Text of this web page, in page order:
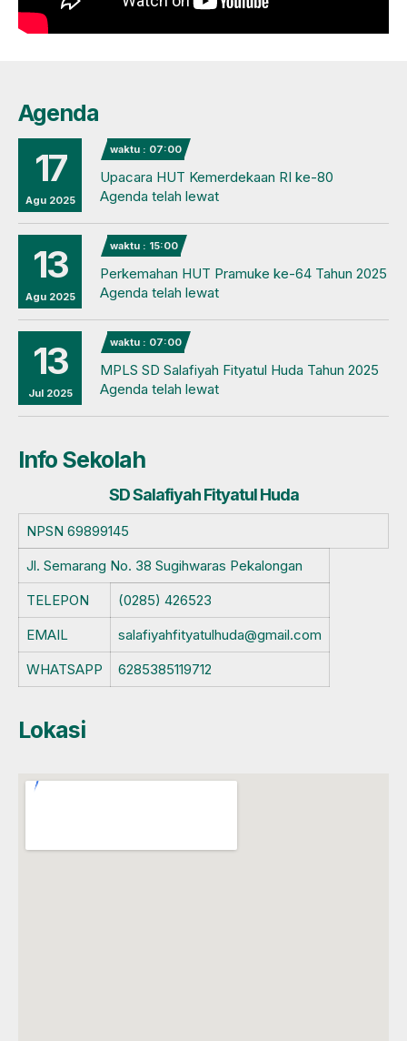
Agenda
17
Agu 2025
waktu : 07:00
Upacara HUT Kemerdekaan RI ke-80
Agenda telah lewat
13
Agu 2025
waktu : 15:00
Perkemahan HUT Pramuke ke-64 Tahun 2025
Agenda telah lewat
13
Jul 2025
waktu : 07:00
MPLS SD Salafiyah Fityatul Huda Tahun 2025
Agenda telah lewat
Info Sekolah
SD Salafiyah Fityatul Huda
NPSN 69899145
Jl. Semarang No. 38 Sugihwaras Pekalongan
TELEPON
(0285) 426523
EMAIL
salafiyahfityatulhuda@gmail.com
WHATSAPP
6285385119712
Lokasi